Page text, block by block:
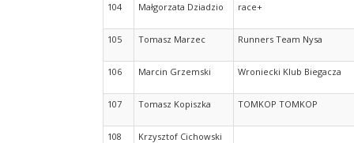
104
Małgorzata Dziadzio race+
105 Tomasz Marzec Runners Team Nysa
106 Marcin Grzemski Wroniecki Klub Biegacza
107 Tomasz Kopiszka TOMKOP TOMKOP
108 Krzysztof Cichowski